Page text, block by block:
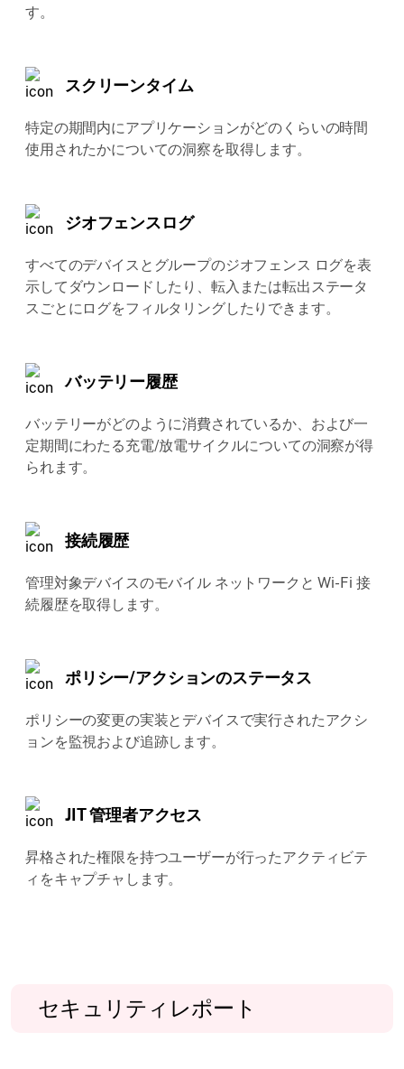
す。
スクリーンタイム
特定の期間内にアプリケーションがどのくらいの時間
使用されたかについての洞察を取得します。
ジオフェンスログ
すべてのデバイスとグループのジオフェンス ログを表
示してダウンロードしたり、転入または転出ステータ
スごとにログをフィルタリングしたりできます。
バッテリー履歴
バッテリーがどのように消費されているか、および一
定期間にわたる充電/放電サイクルについての洞察が得
られます。
接続履歴
管理対象デバイスのモバイル ネットワークと Wi-Fi 接
続履歴を取得します。
ポリシー/アクションのステータス
ポリシーの変更の実装とデバイスで実行されたアクシ
ョンを監視および追跡します。
JIT 管理者アクセス
昇格された権限を持つユーザーが行ったアクティビテ
ィをキャプチャします。
セキュリティレポート